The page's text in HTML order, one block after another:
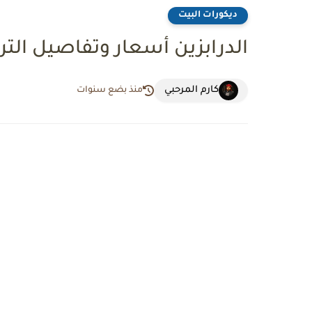
ديكورات البيت
الدرابزين أسعار وتفاصيل
كارم المرحبي منذ بضع سنوات